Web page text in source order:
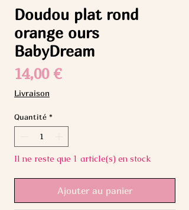
Doudou plat rond
orange ours
BabyDream
14,00 €Prix
Livraison
Quantité *
Il ne reste que 1 article(s) en stock
Ajouter au panier